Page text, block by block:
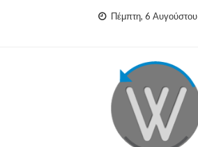
Πέμπτη, 6 Αυγούστου